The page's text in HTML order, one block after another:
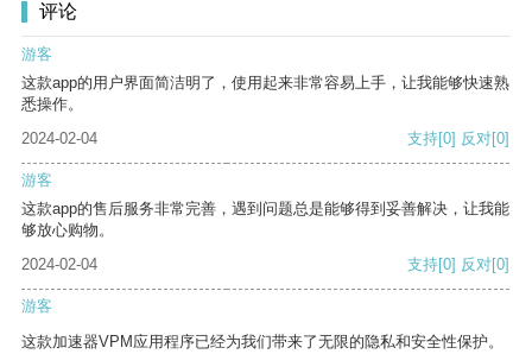
评论
游客
这款app的用户界面简洁明了，使用起来非常容易上手，让我能够快速熟
悉操作。
2024-02-04
支持[0] 反对[0]
游客
这款app的售后服务非常完善，遇到问题总是能够得到妥善解决，让我能
够放心购物。
2024-02-04
支持[0] 反对[0]
游客
这款加速器VPM应用程序已经为我们带来了无限的隐私和安全性保护。